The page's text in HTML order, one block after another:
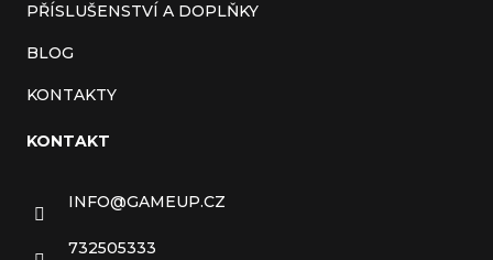
PŘÍSLUŠENSTVÍ A DOPLŇKY
BLOG
KONTAKTY
KONTAKT
INFO@GAMEUP.CZ
732505333